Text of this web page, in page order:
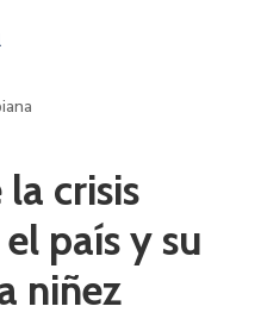
crisis
país y su
niñez